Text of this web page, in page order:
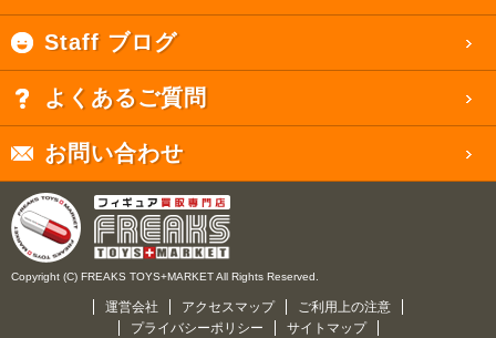
Staff ブログ
よくあるご質問
お問い合わせ
Copyright (C) FREAKS TOYS+MARKET All Rights Reserved.
運営会社 アクセスマップ
ご利用上の注意
プライバシーポリシー
サイトマップ